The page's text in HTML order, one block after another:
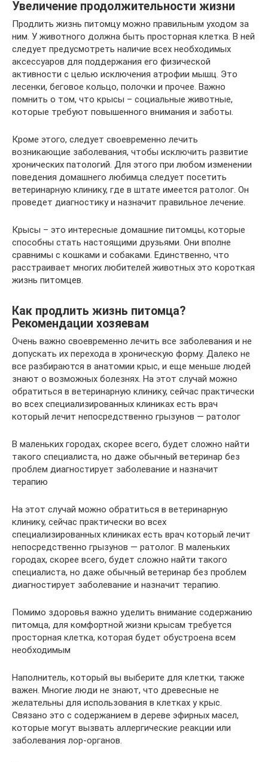
Увеличение продолжительности жизни
Продлить жизнь питомцу можно правильным уходом за
ним. У животного должна быть просторная клетка. В ней
следует предусмотреть наличие всех необходимых
аксессуаров для поддержания его физической
активности с целью исключения атрофии мышц. Это
лесенки, беговое кольцо, полочки и прочее. Важно
помнить о том, что крысы – социальные животные,
которые требуют повышенного внимания и заботы.
Кроме этого, следует своевременно лечить
возникающие заболевания, чтобы исключить развитие
хронических патологий. Для этого при любом изменении
поведения домашнего любимца следует посетить
ветеринарную клинику, где в штате имеется ратолог. Он
проведет диагностику и назначит правильное лечение.
Крысы – это интересные домашние питомцы, которые
способны стать настоящими друзьями. Они вполне
сравнимы с кошками и собаками. Единственно, что
расстраивает многих любителей животных это короткая
жизнь питомцев.
Как продлить жизнь питомца?
Рекомендации хозяевам
Очень важно своевременно лечить все заболевания и не
допускать их перехода в хроническую форму. Далеко не
все разбираются в анатомии крыс, и еще меньше людей
знают о возможных болезнях. На этот случай можно
обратиться в ветеринарную клинику, сейчас практически
во всех специализированных клиниках есть врач
который лечит непосредственно грызунов — ратолог
В маленьких городах, скорее всего, будет сложно найти
такого специалиста, но даже обычный ветеринар без
проблем диагностирует заболевание и назначит
терапию
На этот случай можно обратиться в ветеринарную
клинику, сейчас практически во всех
специализированных клиниках есть врач который лечит
непосредственно грызунов — ратолог. В маленьких
городах, скорее всего, будет сложно найти такого
специалиста, но даже обычный ветеринар без проблем
диагностирует заболевание и назначит терапию.
Помимо здоровья важно уделить внимание содержанию
питомца, для комфортной жизни крысам требуется
просторная клетка, которая будет обустроена всем
необходимым
Наполнитель, который вы выберите для клетки, также
важен. Многие люди не знают, что древесные не
желательны для использования в клетках у крыс.
Связано это с содержанием в дереве эфирных масел,
которые могут вызвать аллергические реакции или
заболевания лор-органов.